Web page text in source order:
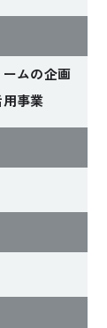
ムの企画
事業